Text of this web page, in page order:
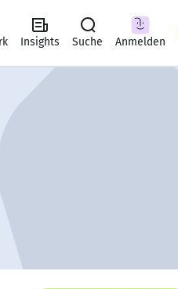
Insights Suche Anmelden